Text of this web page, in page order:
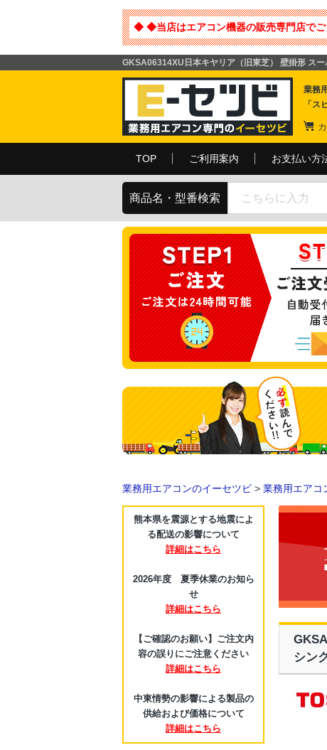
◆ ◆当店はエアコン機器の販売専門店で
GKSA06314XU日本キヤリア（旧東芝） 壁掛形 ス
業務
「ス
TOP ご利用案内 お支払い方
商品名・型番検索
業務用エアコンのイーセツビ > 業務用エアコ
シン
熊本県を震源とする地震によ
る配送の影響について
詳細はこちら
2026年度 夏季休業のお知ら
せ
詳細はこちら
【ご確認のお願い】ご注文内
容の誤りにご注意ください
詳細はこちら
中東情勢の影響による製品の
供給および価格について
詳細はこちら